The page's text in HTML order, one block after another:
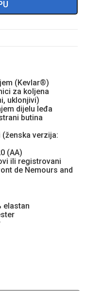
(Kevlar®)
za koljena
uklonjivi)
dijelu leđa
butina
verzija:
(AA)
ili registrovani
de Nemours and
elastan